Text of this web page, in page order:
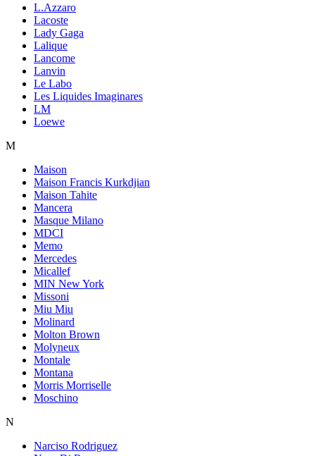
L.Azzaro
Lacoste
Lady Gaga
Lalique
Lancome
Lanvin
Le Labo
Les Liquides Imaginares
LM
Loewe
M
Maison
Maison Francis Kurkdjian
Maison Tahite
Mancera
Masque Milano
MDCI
Memo
Mercedes
Micallef
MIN New York
Missoni
Miu Miu
Molinard
Molton Brown
Molyneux
Montale
Montana
Morris Morriselle
Moschino
N
Narciso Rodriguez